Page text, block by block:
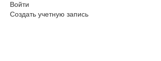
Войти
Создать учетную запись